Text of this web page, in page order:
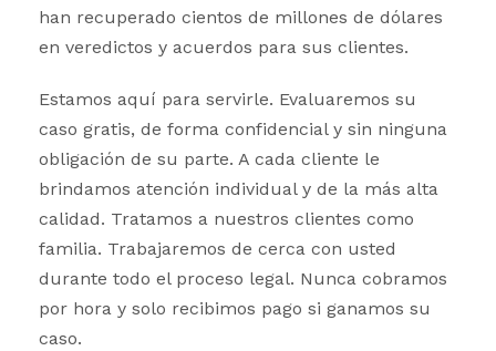
han recuperado cientos de millones de dólares
en veredictos y acuerdos para sus clientes.
Estamos aquí para servirle. Evaluaremos su
caso gratis, de forma confidencial y sin ninguna
obligación de su parte. A cada cliente le
brindamos atención individual y de la más alta
calidad. Tratamos a nuestros clientes como
familia. Trabajaremos de cerca con usted
durante todo el proceso legal. Nunca cobramos
por hora y solo recibimos pago si ganamos su
caso.